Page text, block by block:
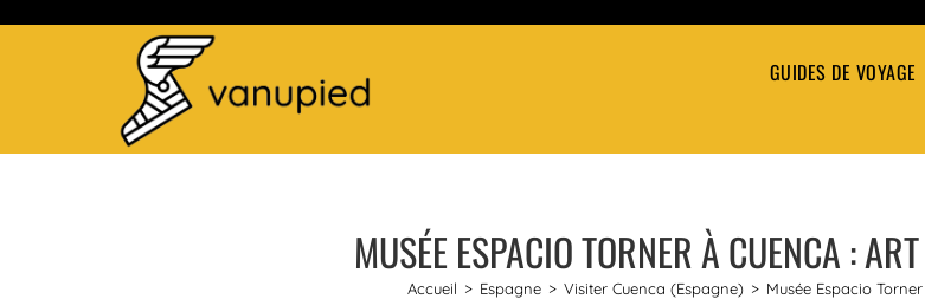
GUIDES DE VOYAGE
MUSÉE ESPACIO TORNER À CUENCA :
Accueil > Espagne > Visiter Cuenca (Espagne) > Musée Espacio